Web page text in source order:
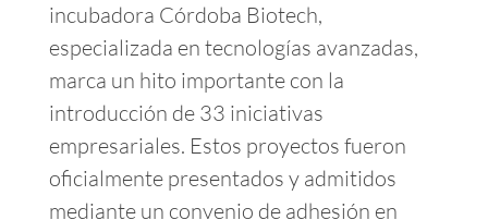
incubadora Córdoba Biotech,
especializada en tecnologías avanzadas,
marca un hito importante con la
introducción de 33 iniciativas
empresariales. Estos proyectos fueron
oficialmente presentados y admitidos
mediante un convenio de adhesión en